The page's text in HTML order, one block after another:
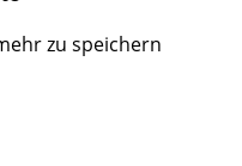
zu speichern